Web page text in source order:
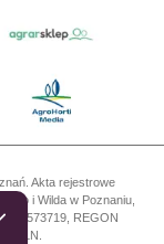
Akta rejestrowe
i Wilda w Poznaniu,
REGON
PLN.